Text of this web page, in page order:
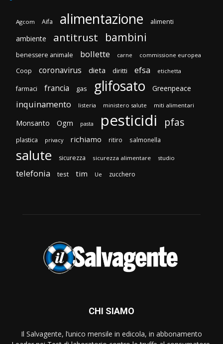
Agcom Aifa alimentazione alimenti
ambiente antitrust bambini
benessere animale bollette carne commissione europea
Coop coronavirus dieta diritti efsa etichetta
farmaci francia gas glifosato Greenpeace
inquinamento listeria ministero salute miti alimentari
Monsanto Ogm pasta pesticidi pfas
plastica privacy richiamo ritiro salmonella
salute sicurezza sicurezza alimentare studio
telefonia test tim Ue zucchero
CHI SIAMO
Il Salvagente, l’unico mensile in edicola, in abbonamento